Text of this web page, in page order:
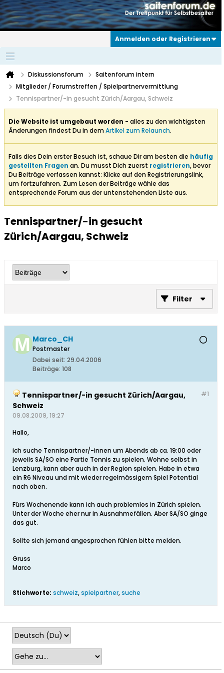
Anmelden oder Registrieren
Diskussionsforum
Saitenforum intern
Mitglieder / Forumstreffen / Spielpartnervermittlung
Tennispartner/-in gesucht Zürich/Aargau, Schweiz
Die Website ist umgebaut worden - alles zu den wichtigsten
Änderungen findest Du in demArtikel zum Relaunch.
Falls dies Dein erster Besuch ist, schaue Dir am besten die häufig
gestellten Fragen an. Du musst Dich zuerst registrieren, bevor
Du Beiträge verfassen kannst: Klicke auf den Registrierungslink,
um fortzufahren. Zum Lesen der Beiträge wähle das
entsprechende Forum aus der untenstehenden Liste aus.
Tennispartner/-in gesucht
Zürich/Aargau, Schweiz
Filter
Marco_CH
Postmaster
Dabei seit: 29.04.2006
Beiträge: 108
#1
Tennispartner/-in gesucht Zürich/Aargau,
Schweiz
09.08.2009, 19:27
Hallo,
ich suche Tennispartner/-innen um Abends ab ca. 19:00 oder
jeweils SA/SO eine Partie Tennis zu spielen. Wohne selbst in
Lenzburg, kann aber auch in der Region spielen. Habe in etwa
ein R6 Niveau und mit wieder regelmässigem Spiel Potential
nach oben.
Fürs Wochenende kann ich auch problemlos in Zürich spielen.
Unter der Woche eher nur in Ausnahmefällen. Aber SA/SO ginge
das gut.
Sollte sich jemand angesprochen fühlen bitte melden.
Gruss
Marco
Stichworte: schweiz,spielpartner,suche